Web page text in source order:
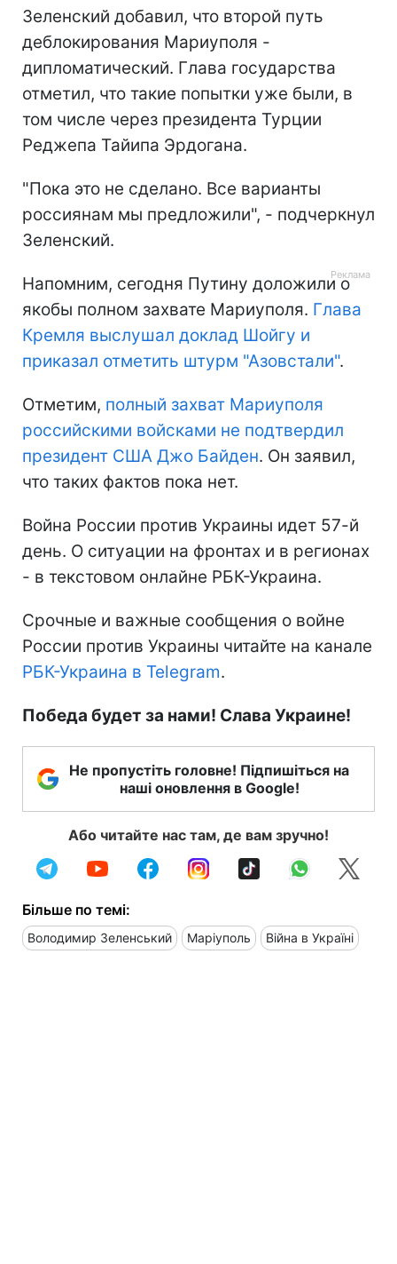
Зеленский добавил, что второй путь
деблокирования Мариуполя -
дипломатический. Глава государства
отметил, что такие попытки уже были, в
том числе через президента Турции
Реджепа Тайипа Эрдогана.
"Пока это не сделано. Все варианты
россиянам мы предложили", - подчеркнул
Зеленский.
Напомним, сегодня Путину доложили о
якобы полном захвате Мариуполя. Глава
Кремля выслушал доклад Шойгу и
приказал отметить штурм "Азовстали".
Отметим, полный захват Мариуполя
российскими войсками не подтвердил
президент США Джо Байден. Он заявил,
что таких фактов пока нет.
Война России против Украины идет 57-й
день. О ситуации на фронтах и в регионах
- в текстовом онлайне РБК-Украина.
Срочные и важные сообщения о войне
России против Украины читайте на канале
РБК-Украина в Telegram.
Победа будет за нами! Слава Украине!
Не пропустіть головне! Підпишіться на
наші оновлення в Google!
Або читайте нас там, де вам зручно!
Більше по темі:
Володимир Зеленський Маріуполь Війна в Україні